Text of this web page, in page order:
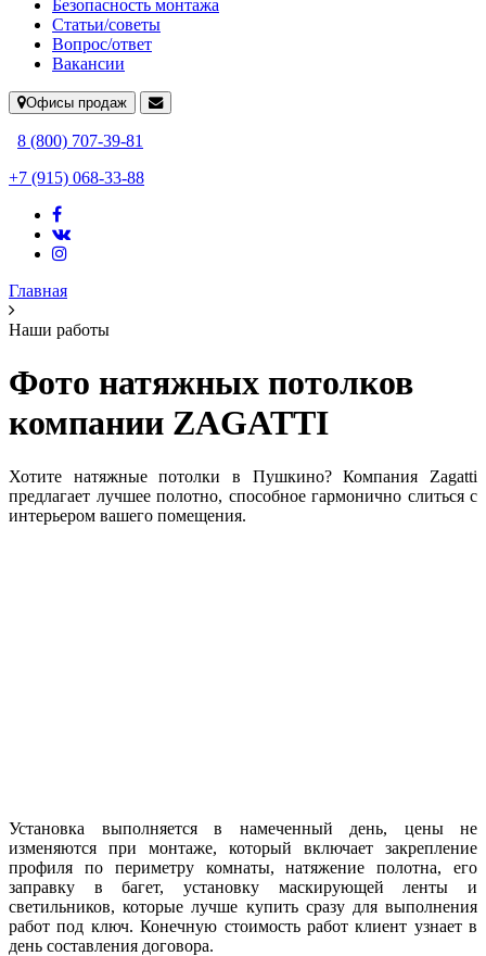
Безопасность монтажа
Статьи/советы
Вопрос/ответ
Вакансии
Офисы продаж
8 (800) 707-39-81
+7 (915) 068-33-88
Главная
Наши работы
Фото натяжных потолков
компании ZAGATTI
Хотите натяжные потолки в Пушкино? Компания Zagatti
предлагает лучшее полотно, способное гармонично слиться с
интерьером вашего помещения.
Установка выполняется в намеченный день, цены не
изменяются при монтаже, который включает закрепление
профиля по периметру комнаты, натяжение полотна, его
заправку в багет, установку маскирующей ленты и
светильников, которые лучше купить сразу для выполнения
работ под ключ. Конечную стоимость работ клиент узнает в
день составления договора.